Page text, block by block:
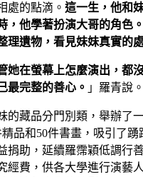
處的點滴。 這一生，他和
，他學著扮演大哥的角色
理遺物，看見妹妹真實的
她在螢幕上怎麼演出，都
最完整的善心。 」羅青說。
的藏品分門別類，舉辦了
品和50件書畫，吸引了踴
捐助，延續羅霈穎低調行
經費，供各大學進行演藝